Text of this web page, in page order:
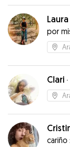
Laura
por
Clari ·
cariño